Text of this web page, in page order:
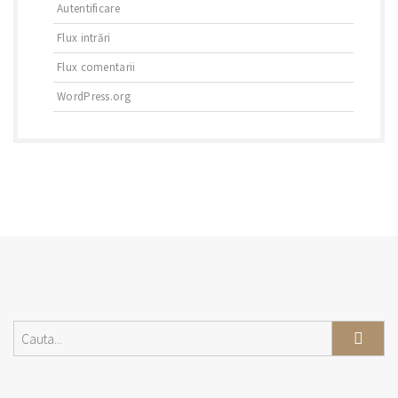
Autentificare
Flux intrări
Flux comentarii
WordPress.org